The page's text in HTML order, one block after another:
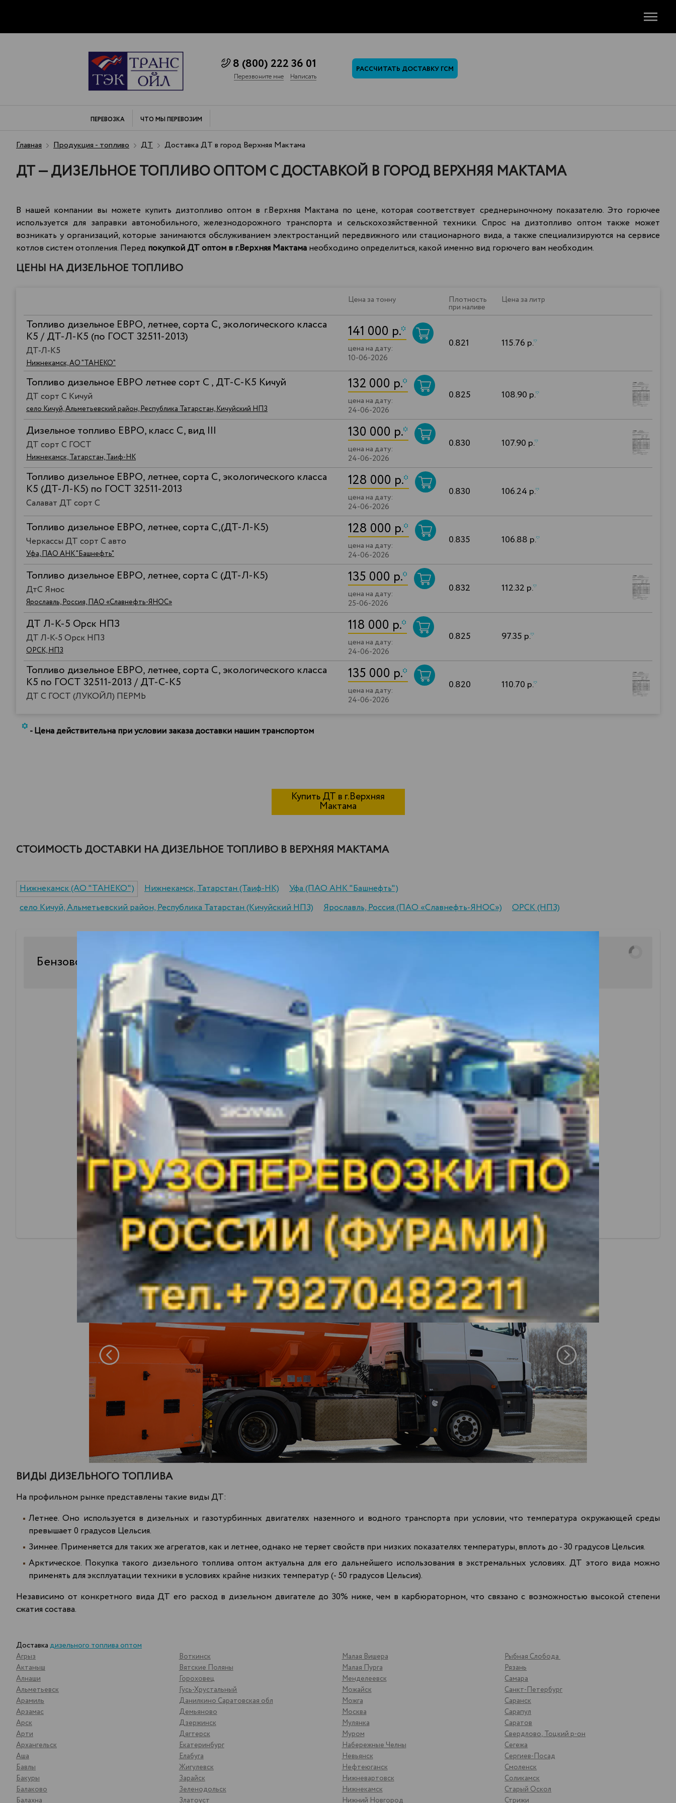
8 (800) 222 36 01
Перезвоните мне Написать
РАССЧИТАТЬ ДОСТАВКУ ГСМ
ПЕРЕВОЗКА ЧТО МЫ ПЕРЕВОЗИМ
Главная Продукция - топливо ДТ Доставка ДТ в город Верхняя Мактама
ДТ — ДИЗЕЛЬНОЕ ТОПЛИВО ОПТОМ С ДОСТАВКОЙ В ГОРОД ВЕРХНЯЯ МАКТАМА
В нашей компании вы можете купить дизтопливо оптом в г.Верхняя Мактама по цене, которая соответствует среднерыночному показателю. Это горючее
используется для заправки автомобильного, железнодорожного транспорта и сельскохозяйственной техники. Спрос на дизтопливо оптом также может
возникать у организаций, которые занимаются обслуживанием электростанций передвижного или стационарного вида, а также специализируются на сервисе
котлов систем отопления. Перед покупкой ДТ оптом в г.Верхняя Мактама необходимо определиться, какой именно вид горючего вам необходим.
ЦЕНЫ НА ДИЗЕЛЬНОЕ ТОПЛИВО
Цена за тонну Плотность
при наливе
Цена за литр
Топливо дизельное ЕВРО, летнее, сорта С, экологического класса
К5 / ДТ-Л-К5 (по ГОСТ 32511-2013)
ДТ-Л-К5
Нижнекамск, АО "ТАНЕКО"
141 000 р.*
цена на дату:
10-06-2026
0.821 115.76 р.*
Топливо дизельное ЕВРО летнее сорт C , ДТ-C-К5 Кичуй
ДТ сорт C Кичуй
село Кичуй, Альметьевский район, Республика Татарстан, Кичуйский НПЗ
132 000 р.*
цена на дату:
24-06-2026
0.825 108.90 р.*
Дизельное топливо ЕВРО, класс С, вид III
ДТ сорт С ГОСТ
Нижнекамск, Татарстан, Таиф-НК
130 000 р.*
цена на дату:
24-06-2026
0.830 107.90 р.*
Топливо дизельное ЕВРО, летнее, сорта C, экологического класса
К5 (ДТ-Л-К5) по ГОСТ 32511-2013
Салават ДТ сорт C
128 000 р.*
цена на дату:
24-06-2026
0.830 106.24 р.*
Топливо дизельное ЕВРО, летнее, сорта С,(ДТ-Л-К5)
Черкассы ДТ сорт С авто
Уфа, ПАО АНК "Башнефть"
128 000 р.*
цена на дату:
24-06-2026
0.835 106.88 р.*
Топливо дизельное ЕВРО, летнее, сорта С (ДТ-Л-К5)
ДтС Янос
Ярославль, Россия, ПАО «Славнефть-ЯНОС»
135 000 р.*
цена на дату:
25-06-2026
0.832 112.32 р.*
ДТ Л-К-5 Орск НПЗ
ДТ Л-К-5 Орск НПЗ
ОРСК, НПЗ
118 000 р.*
цена на дату:
24-06-2026
0.825 97.35 р.*
Топливо дизельное ЕВРО, летнее, сорта С, экологического класса
К5 по ГОСТ 32511-2013 / ДТ-С-К5
ДТ С ГОСТ (ЛУКОЙЛ) ПЕРМЬ
135 000 р.*
цена на дату:
24-06-2026
0.820 110.70 р.*
* - Цена действительна при условии заказа доставки нашим транспортом
Купить ДТ в г.Верхняя
Мактама
СТОИМОСТЬ ДОСТАВКИ НА ДИЗЕЛЬНОЕ ТОПЛИВО В ВЕРХНЯЯ МАКТАМА
Нижнекамск (АО "ТАНЕКО") Нижнекамск, Татарстан (Таиф-НК)
Уфа (ПАО АНК "Башнефть")
село Кичуй, Альметьевский район, Республика Татарстан (Кичуйский НПЗ)
Ярославль, Россия (ПАО «Славнефть-ЯНОС») ОРСК (НПЗ)
Бензовоз куб. —
стоимость доставки 1 литра до города Верхняя Мактама:
ВИДЫ ДИЗЕЛЬНОГО ТОПЛИВА
На профильном рынке представлены такие виды ДТ:
Летнее. Оно используется в дизельных и газотурбинных двигателях наземного и водного транспорта при условии, что температура окружающей среды
превышает 0 градусов Цельсия.
Зимнее. Применяется для таких же агрегатов, как и летнее, однако не теряет свойств при низких показателях температуры, вплоть до - 30 градусов Цельсия.
Арктическое. Покупка такого дизельного топлива оптом актуальна для его дальнейшего использования в экстремальных условиях. ДТ этого вида можно
применять для эксплуатации техники в условиях крайне низких температур (- 50 градусов Цельсия).
Независимо от конкретного вида ДТ его расход в дизельном двигателе до 30% ниже, чем в карбюраторном, что связано с возможностью высокой степени
сжатия состава.
Доставкадизельного топлива оптом
Агрыз
Актаныш
Алнаши
Альметьевск
Арамиль
Арзамас
Арск
Арти
Архангельск
Аша
Бавлы
Бакуры
Балаково
Балахна
Воткинск
Вятские Поляны
Гороховец
Гусь-Хрустальный
Данилкино Саратовская обл
Демьяново
Дзержинск
Дягтерск
Екатеринбург
Елабуга
Жигулевск
Зарайск
Зеленодольск
Златоуст
Малая Вишера
Малая Пурга
Менделеевск
Можайск
Можга
Москва
Мулянка
Муром
Набережные Челны
Невьянск
Нефтеюганск
Нижневартовск
Нижнекамск
Нижний Новгород
Рыбная Слобода
Рязань
Самара
Санкт-Петербург
Саранск
Сарапул
Саратов
Свердлово, Тоцкий р-он
Сегежа
Сергиев-Посад
Смоленск
Соликамск
Старый Оскол
Стрижи